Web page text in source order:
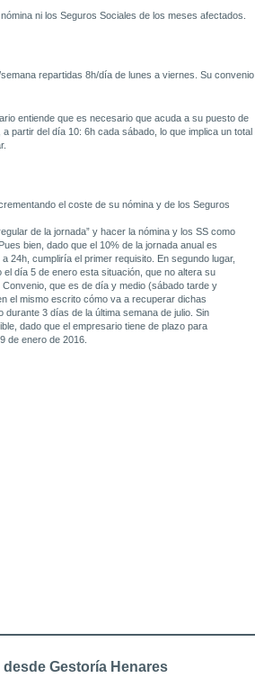
ni los Seguros Sociales de los meses afectados.
repartidas 8h/día de lunes a viernes. Su convenio
entiende que es necesario que acuda a su puesto de
partir del día 10: 6h cada sábado, lo que implica un total
el coste de su nómina y de los Seguros
de la jornada” y hacer la nómina y los SS como
bien, dado que el 10% de la jornada anual es
24h, cumpliría el primer requisito. En segundo lugar,
día 5 de enero esta situación, que no altera su
que es de día y medio (sábado tarde y
el mismo escrito cómo va a recuperar dichas
3 días de la última semana de julio. Sin
dado que el empresario tiene de plazo para
de enero de 2016.
desde Gestoría Henares